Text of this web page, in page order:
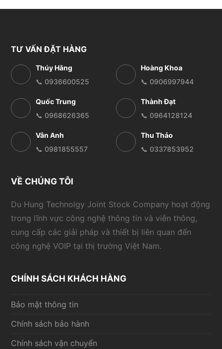
TƯ VẤN ĐẶT HÀNG
Thúy Hằng
📞 0936600525
Hoàng Khoa
📞 0906997944
Quốc Trung
📞 0968626365
Thành Đạt
📞 0964128124
Vân Anh
📞 0981855557
Thu Thảo
📞 0337853952
VỀ CHÚNG TÔI
Du Hung Technolgy Joint Stock Company hoạt động
trong lĩnh vực công nghệ thông tin và viễn thông,
cung cấp các giải pháp và thiết bị liên quan đến
công nghệ VOIP tại thị trường Việt Nam.
CHÍNH SÁCH KHÁCH HÀNG
Bảo mật thông tin
Chính sách bảo hành
Chính sách vận chuyển